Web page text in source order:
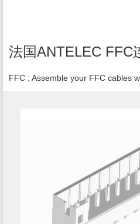
法国ANTELEC FFC
FFC : Assemble your FFC cables